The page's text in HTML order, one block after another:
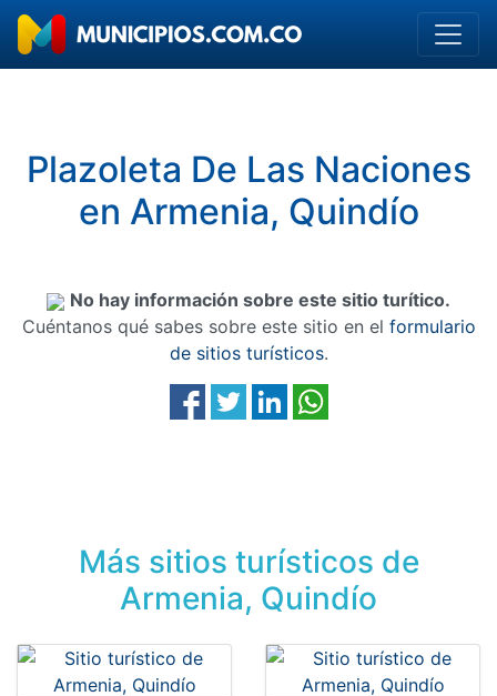
Plazoleta De Las Naciones
en Armenia, Quindío
No hay información sobre este sitio turítico.
Cuéntanos qué sabes sobre este sitio en el formulario
de sitios turísticos.
Más sitios turísticos de
Armenia, Quindío